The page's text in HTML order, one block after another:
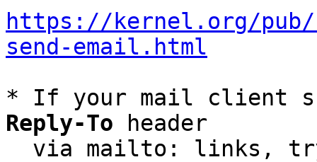
https://kernel.org/
send-email.html
* If your mail client
Reply-To header
via mailto: links,